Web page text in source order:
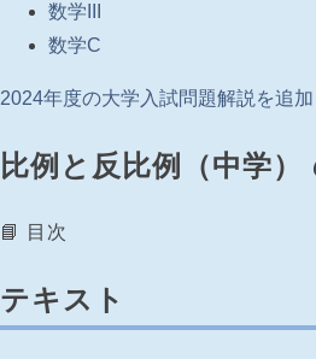
数学III
数学C
2024年度の大学入試問題解説を追
比例と反比例（中学）
📘 目次
テキスト